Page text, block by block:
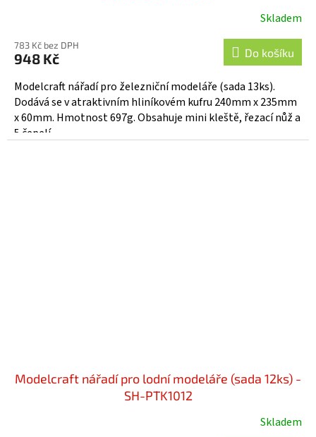
Skladem
783 Kč bez DPH
948 Kč Do košíku
Modelcraft nářadí pro železniční modeláře (sada 13ks).
Dodává se v atraktivním hliníkovém kufru 240mm x 235mm
x 60mm. Hmotnost 697g. Obsahuje mini kleště, řezací nůž a
5 čepelí...
Modelcraft nářadí pro lodní modeláře (sada 12ks) -
SH-PTK1012
Skladem